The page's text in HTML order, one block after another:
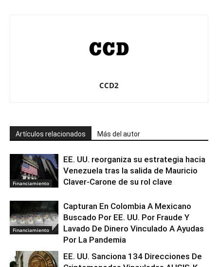
CCD2
Artículos relacionados Más del autor
Financiamiento
EE. UU. reorganiza su estrategia hacia
Venezuela tras la salida de Mauricio
Claver-Carone de su rol clave
Financiamiento
Capturan En Colombia A Mexicano
Buscado Por EE. UU. Por Fraude Y
Lavado De Dinero Vinculado A Ayudas
Por La Pandemia
EE. UU. Sanciona 134 Direcciones De